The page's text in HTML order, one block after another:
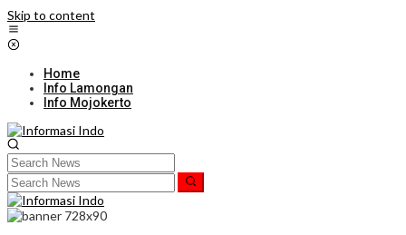
Skip to content
Home
Info Lamongan
Info Mojokerto